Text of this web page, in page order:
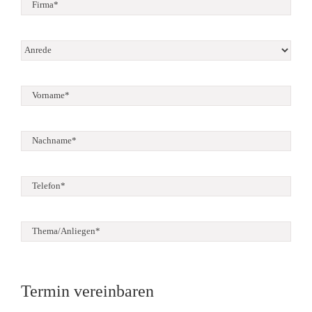
Termin vereinbaren